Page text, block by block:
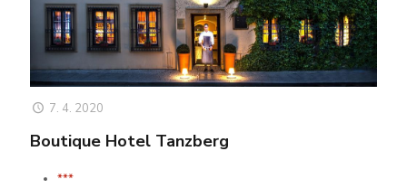
7. 4. 2020
Boutique Hotel Tanzberg
***